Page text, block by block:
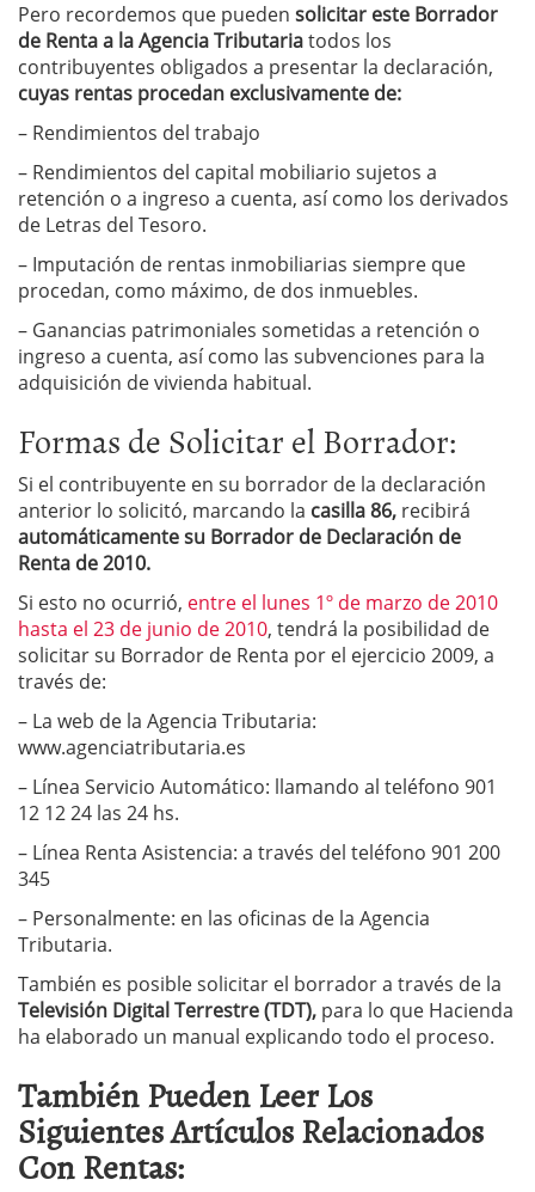
Pero recordemos que pueden solicitar este Borrador
de Renta a la Agencia Tributariatodos los
contribuyentes obligados a presentar la declaración,
cuyas rentas procedan exclusivamente de:
– Rendimientos del trabajo
– Rendimientos del capital mobiliario sujetos a
retención o a ingreso a cuenta, así como los derivados
de Letras del Tesoro.
– Imputación de rentas inmobiliarias siempre que
procedan, como máximo, de dos inmuebles.
– Ganancias patrimoniales sometidas a retención o
ingreso a cuenta, así como las subvenciones para la
adquisición de vivienda habitual.
Formas de Solicitar el Borrador:
Si el contribuyente en su borrador de la declaración
anterior lo solicitó, marcando la casilla 86, recibirá
automáticamente su Borrador de Declaración de
Renta de 2010.
Si esto no ocurrió, entre el lunes 1º de marzo de 2010
hasta el 23 de junio de 2010, tendrá la posibilidad de
solicitar su Borrador de Renta por el ejercicio 2009, a
través de:
– La web de la Agencia Tributaria:
www.agenciatributaria.es
– Línea Servicio Automático: llamando al teléfono 901
12 12 24 las 24 hs.
– Línea Renta Asistencia: a través del teléfono 901 200
345
– Personalmente: en las oficinas de la Agencia
Tributaria.
También es posible solicitar el borrador a través de la
Televisión Digital Terrestre (TDT), para lo que Hacienda
ha elaborado un manual explicando todo el proceso.
También Pueden Leer Los
Siguientes Artículos Relacionados
Con Rentas: